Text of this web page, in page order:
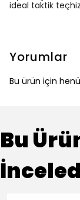
ideal taktik
Yorumlar
Bu ürün için
Bu